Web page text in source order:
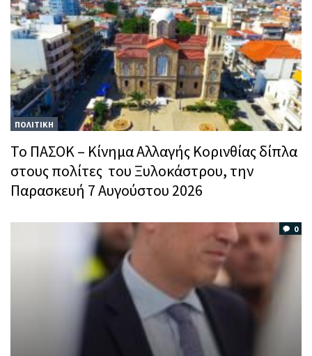
ΠΟΛΙΤΙΚΗ
Το ΠΑΣΟΚ – Κίνημα Αλλαγής Κορινθίας δίπλα
στους πολίτες του Ξυλοκάστρου, την
Παρασκευή 7 Αυγούστου 2026
0